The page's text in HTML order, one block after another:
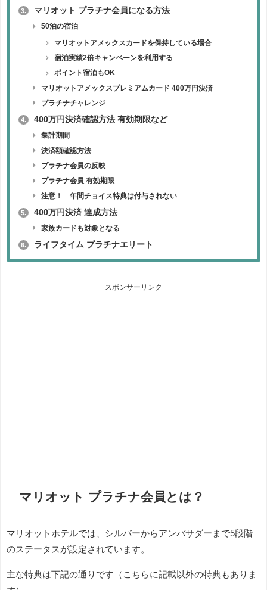
3. マリオット プラチナ会員になる方法
50泊の宿泊
マリオットアメックスカードを保持している場合
宿泊実績2倍キャンペーンを利用する
ポイント宿泊もOK
マリオットアメックスプレミアムカード 400万円決済
プラチナチャレンジ
4. 400万円決済確認方法 有効期限など
集計期間
決済額確認方法
プラチナ会員の反映
プラチナ会員 有効期限
注意！ 年間チョイス特典は付与されない
5. 400万円決済 達成方法
家族カードも対象となる
6. ライフタイム プラチナエリート
スポンサーリンク
マリオット プラチナ会員とは？
マリオットホテルでは、シルバーからアンバサダーまで5段階
のステータスが設定されています。
主な特典は下記の通りです（こちらに記載以外の特典もありま